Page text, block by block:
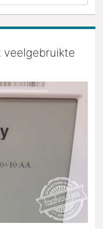
veelgebruikte